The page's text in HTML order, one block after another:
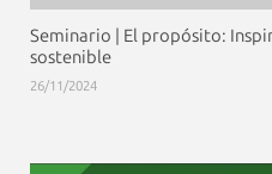
Seminario | El propósito:
sostenible
26/11/2024